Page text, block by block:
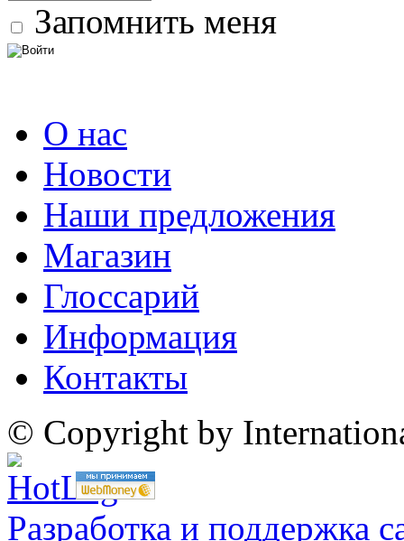
Запомнить меня
О нас
Новости
Наши предложения
Магазин
Глоссарий
Информация
Контакты
© Copyright by
Разработка и поддержка